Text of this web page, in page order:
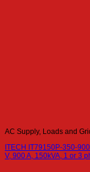
AC Supply, Loads and
ITECH IT79150P-350-
V, 900 A, 150kVA, 1 or 3